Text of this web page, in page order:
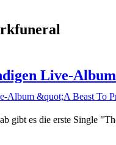
Live-
gibt es die erste Single